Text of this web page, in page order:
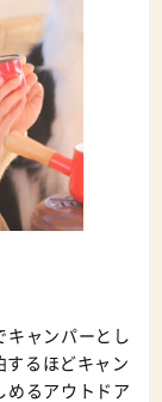
キャンパーとし
るほどキャン
めるアウトドア